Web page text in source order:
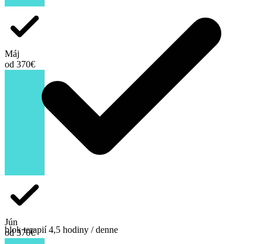
Máj
od 370€
Jún
od 370€
blok terapií 4,5 hodiny / denne